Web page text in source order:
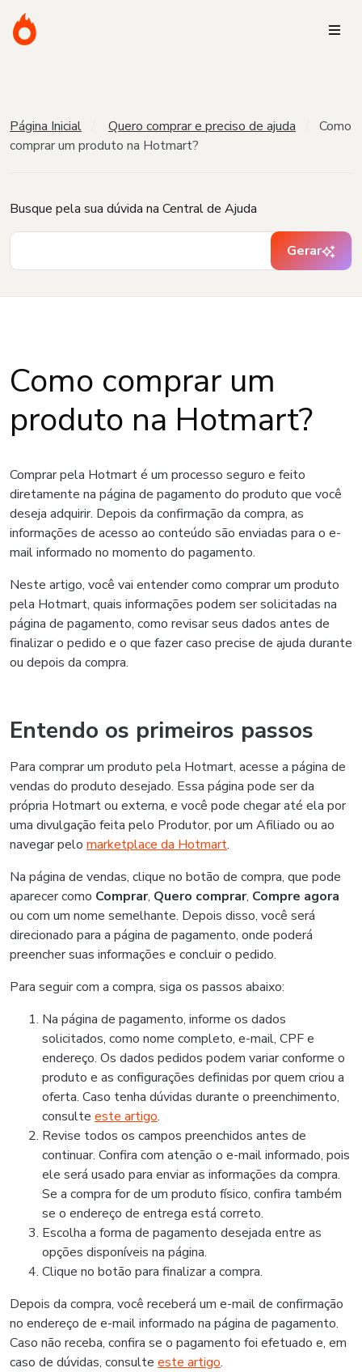
Página Inicial Quero comprar e preciso de ajuda
Como
comprar um produto na Hotmart?
Busque pela sua dúvida na Central de Ajuda
Gerar
Como comprar um
produto na Hotmart?
Comprar pela Hotmart é um processo seguro e feito
diretamente na página de pagamento do produto que você
deseja adquirir. Depois da confirmação da compra, as
informações de acesso ao conteúdo são enviadas para o e-
mail informado no momento do pagamento.
Neste artigo, você vai entender como comprar um produto
pela Hotmart, quais informações podem ser solicitadas na
página de pagamento, como revisar seus dados antes de
finalizar o pedido e o que fazer caso precise de ajuda durante
ou depois da compra.
Entendo os primeiros passos
Para comprar um produto pela Hotmart, acesse a página de
vendas do produto desejado. Essa página pode ser da
própria Hotmart ou externa, e você pode chegar até ela por
uma divulgação feita pelo Produtor, por um Afiliado ou ao
navegar pelo marketplace da Hotmart.
Na página de vendas, clique no botão de compra, que pode
aparecer como Comprar, Quero comprar, Compre agora
ou com um nome semelhante. Depois disso, você será
direcionado para a página de pagamento, onde poderá
preencher suas informações e concluir o pedido.
Para seguir com a compra, siga os passos abaixo:
Na página de pagamento, informe os dados
solicitados, como nome completo, e-mail, CPF e
endereço. Os dados pedidos podem variar conforme o
produto e as configurações definidas por quem criou a
oferta. Caso tenha dúvidas durante o preenchimento,
consulte este artigo.
Revise todos os campos preenchidos antes de
continuar. Confira com atenção o e-mail informado, pois
ele será usado para enviar as informações da compra.
Se a compra for de um produto físico, confira também
se o endereço de entrega está correto.
Escolha a forma de pagamento desejada entre as
opções disponíveis na página.
Clique no botão para finalizar a compra.
Depois da compra, você receberá um e-mail de confirmação
no endereço de e-mail informado na página de pagamento.
Caso não receba, confira se o pagamento foi efetuado e, em
caso de dúvidas, consulte este artigo.